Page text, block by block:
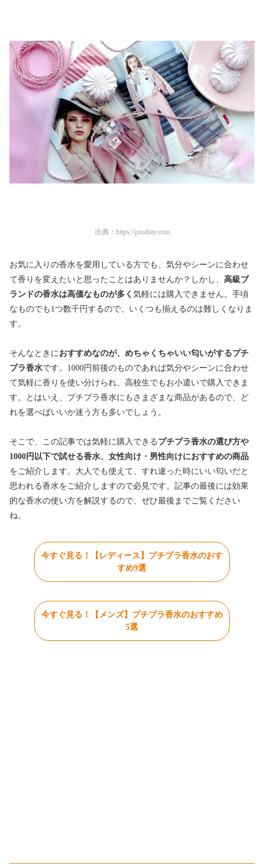
出典： https://pixabay.com
お気に入りの香水を愛用している方でも、気分やシーンに合わせ
て香りを変えたいと思ったことはありませんか？しかし、 高級ブ
ランドの香水は高価なものが多く 気軽には購入できません。手頃
なものでも1つ数千円するので、いくつも揃えるのは難しくなりま
す。
そんなときにおすすめなのが、めちゃくちゃいい匂いがするプチ
プラ香水です。1000円前後のものであれば気分やシーンに合わせ
て気軽に香りを使い分けられ、高校生でもお小遣いで購入できま
す。とはいえ、プチプラ香水にもさまざまな商品があるので、ど
れを選べばいいか迷う方も多いでしょう。
そこで、この記事では気軽に購入できる プチプラ香水の選び方や
1000円以下で試せる香水、女性向け・男性向けにおすすめの商品
をご紹介します。大人でも使えて、すれ違った時にいい匂いだと
思われる香水をご紹介しますので必見です。記事の最後には効果
的な香水の使い方を解説するので、ぜひ最後までご覧ください
ね。
今すぐ見る！【レディース】プチプラ香水のおす
すめ9選
今すぐ見る！【メンズ】プチプラ香水のおすすめ
5選